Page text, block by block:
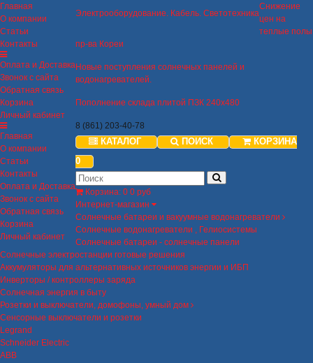
Главная
О компании
Статьи
Контакты
Оплата и Доставка
Звонок с сайта
Обратная связь
Корзина
Личный кабинет
Главная
О компании
Статьи
Контакты
Оплата и Доставка
Звонок с сайта
Обратная связь
Корзина
Личный кабинет
Электрооборудование. Кабель. Светотехника
Снижение
цен на
теплые полы
пр-ва Кореи
Новые поступления солнечных панелей и
водонагревателей.
Пополнение склада плитой ПЗК 240х480
8 (861) 203-40-78
КАТАЛОГ ПОИСК
КОРЗИНА
0
Корзина: 0 0 руб
Интернет-магазин
Солнечные батареи и вакуумные водонагреватели
Солнечные водонагреватели , Гелиосистемы
Солнечные батареи - солнечные панели
Солнечные электростанции готовые решения
Аккумуляторы для альтернативных источников энергии и ИБП
Инверторы / контроллеры заряда
Солнечная энергия в быту
Розетки и выключатели, домофоны, умный дом
Сенсорные выключатели и розетки
Legrand
Schneider Electric
ABB